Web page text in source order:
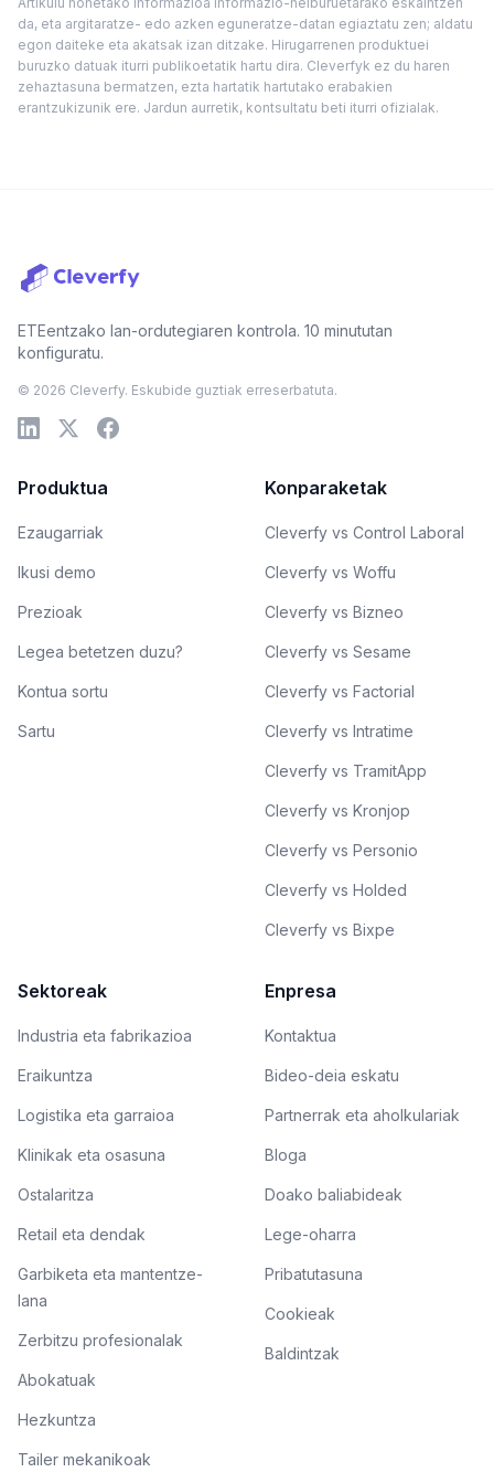
da, eta argitaratze- edo azken eguneratze-datan egiaztatu zen; aldatu
egon daiteke eta akatsak izan ditzake. Hirugarrenen produktuei
buruzko datuak iturri publikoetatik hartu dira. Cleverfyk ez du haren
zehaztasuna bermatzen, ezta hartatik hartutako erabakien
erantzukizunik ere. Jardun aurretik, kontsultatu beti iturri ofizialak.
ETEentzako lan-ordutegiaren kontrola. 10 minututan
konfiguratu.
© 2026 Cleverfy. Eskubide guztiak erreserbatuta.
Produktua
Ezaugarriak
Ikusi demo
Prezioak
Legea betetzen duzu?
Kontua sortu
Sartu
Konparaketak
Cleverfy vs Control Laboral
Cleverfy vs Woffu
Cleverfy vs Bizneo
Cleverfy vs Sesame
Cleverfy vs Factorial
Cleverfy vs Intratime
Cleverfy vs TramitApp
Cleverfy vs Kronjop
Cleverfy vs Personio
Cleverfy vs Holded
Cleverfy vs Bixpe
Sektoreak
Industria eta fabrikazioa
Eraikuntza
Logistika eta garraioa
Klinikak eta osasuna
Ostalaritza
Retail eta dendak
Garbiketa eta mantentze-
lana
Zerbitzu profesionalak
Abokatuak
Hezkuntza
Tailer mekanikoak
Enpresa
Kontaktua
Bideo-deia eskatu
Partnerrak eta aholkulariak
Bloga
Doako baliabideak
Lege-oharra
Pribatutasuna
Cookieak
Baldintzak